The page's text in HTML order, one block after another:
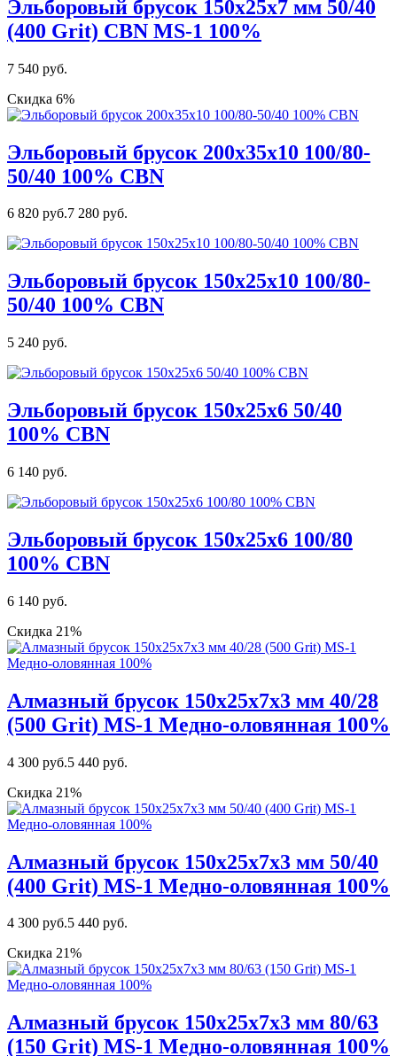
Эльборовый брусок 150х25х7 мм 50/40
(400 Grit) CBN MS-1 100%
7 540 руб.
Скидка 6%
Эльборовый брусок 200х35х10 100/80-
50/40 100% CBN
6 820 руб.7 280 руб.
Эльборовый брусок 150х25х10 100/80-
50/40 100% CBN
5 240 руб.
Эльборовый брусок 150х25х6 50/40
100% CBN
6 140 руб.
Эльборовый брусок 150х25х6 100/80
100% CBN
6 140 руб.
Скидка 21%
Алмазный брусок 150х25х7х3 мм 40/28
(500 Grit) MS-1 Медно-оловянная 100%
4 300 руб.5 440 руб.
Скидка 21%
Алмазный брусок 150х25х7х3 мм 50/40
(400 Grit) MS-1 Медно-оловянная 100%
4 300 руб.5 440 руб.
Скидка 21%
Алмазный брусок 150х25х7х3 мм 80/63
(150 Grit) MS-1 Медно-оловянная 100%